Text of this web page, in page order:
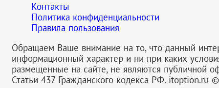
Контакты
Политика конфиденциальности
Правила пользования
Обращаем Ваше внимание на то, что данный
информационный характер и ни при каких
размещенные на сайте, не являются публичной
Статьи 437 Гражданского кодекса РФ. itoption.ru